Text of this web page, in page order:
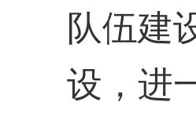
队伍建
设，进